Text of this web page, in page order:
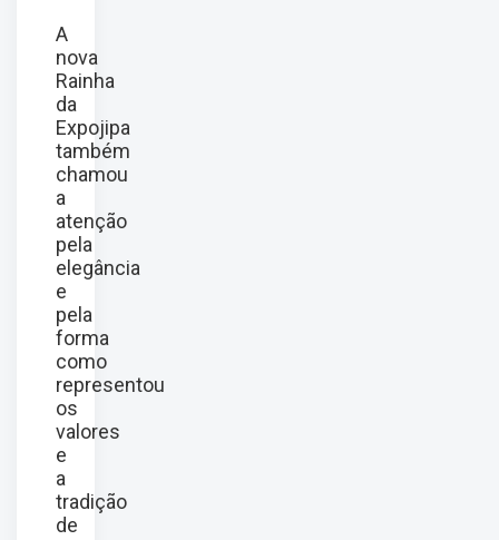
A
nova
Rainha
da
Expojipa
também
chamou
a
atenção
pela
elegância
e
pela
forma
como
representou
os
valores
e
a
tradição
de